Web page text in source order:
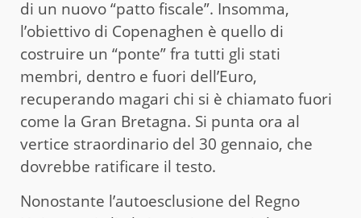
di un nuovo “patto fiscale”. Insomma,
l’obiettivo di Copenaghen è quello di
costruire un “ponte” fra tutti gli stati
membri, dentro e fuori dell’Euro,
recuperando magari chi si è chiamato fuori
come la Gran Bretagna. Si punta ora al
vertice straordinario del 30 gennaio, che
dovrebbe ratificare il testo.
Nonostante l’autoesclusione del Regno